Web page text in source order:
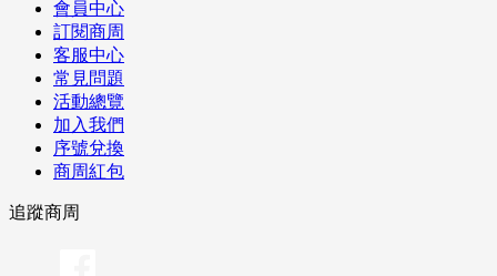
會員中心
訂閱商周
客服中心
常見問題
活動總覽
加入我們
序號兌換
商周紅包
追蹤商周